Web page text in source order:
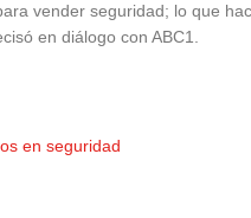
vender seguridad; lo que
en diálogo con ABC1.
en seguridad